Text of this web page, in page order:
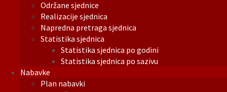
Održane sjednice
Realizacije sjednica
Napredna pretraga sjednica
Statistika sjednica
Statistika sjednica po godini
Statistika sjednica po sazivu
Nabavke
Plan nabavki